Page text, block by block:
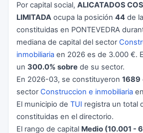
Por capital social, ALICATADOS
LIMITADA ocupa la posición 44 de
constituidas en PONTEVEDRA
mediana de capital del sector
inmobiliaria en 2026 es de 3.000 €.
un 300.0% sobre de su sector.
En 2026-03, se constituyeron 1689
sector Construccion e inmobiliaria
El municipio de TUI registra un total
constituidas en el directorio.
El rango de capital Medio (10.001 -